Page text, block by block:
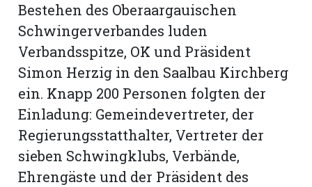
Bestehen des Oberaargauischen
Schwingerverbandes luden
Verbandsspitze, OK und Präsident
Simon Herzig in den Saalbau Kirchberg
ein. Knapp 200 Personen folgten der
Einladung: Gemeindevertreter, der
Regierungsstatthalter, Vertreter der
sieben Schwingklubs, Verbände,
Ehrengäste und der Präsident des